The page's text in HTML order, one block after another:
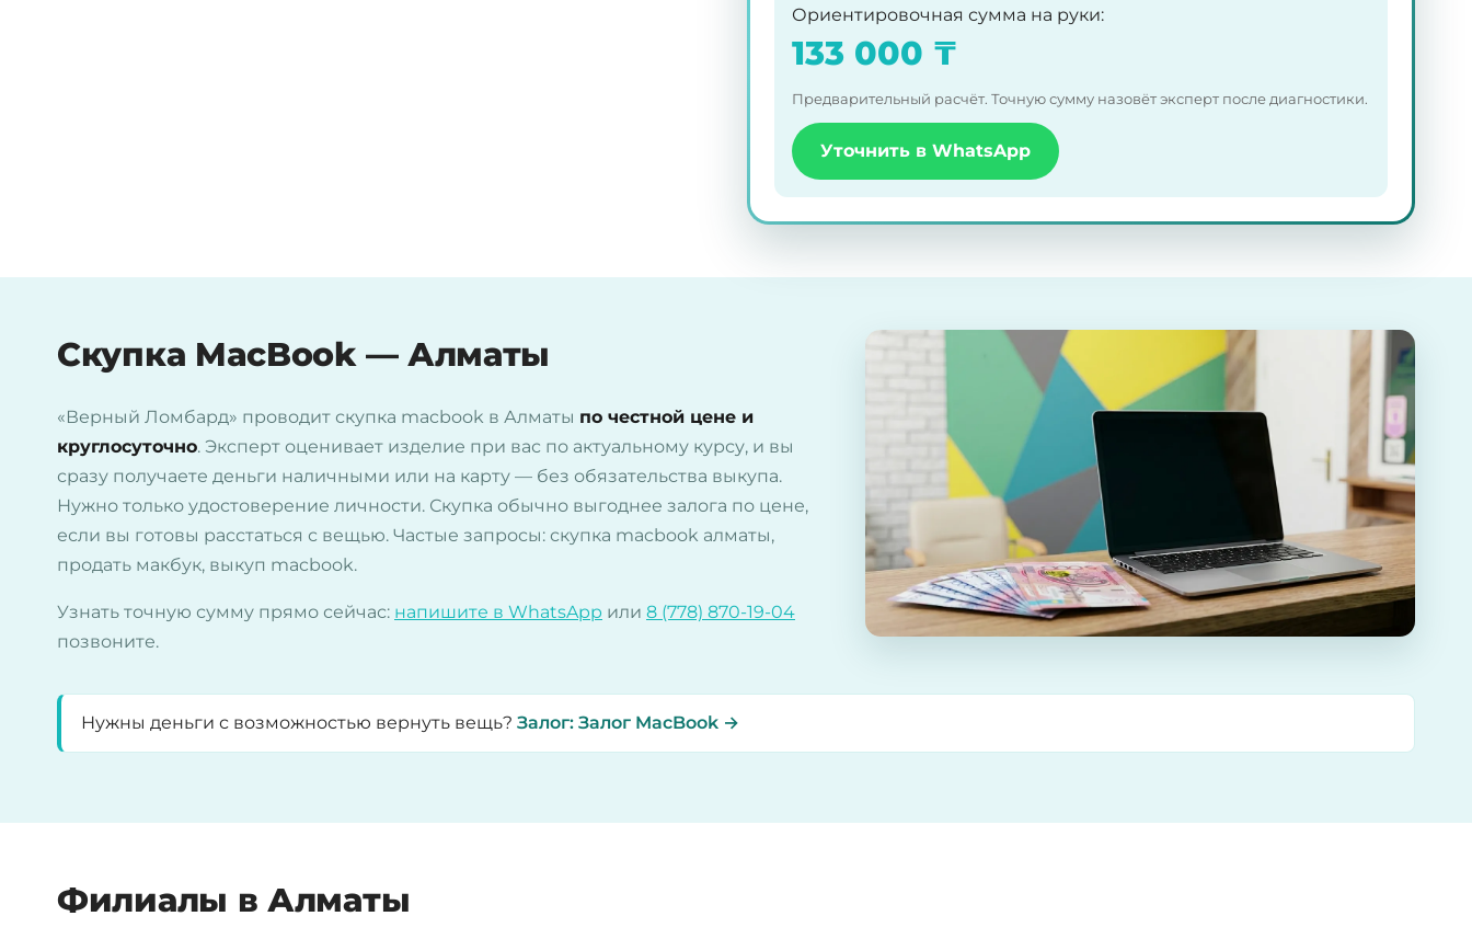
Ориентировочная сумма на руки:
133 000 ₸
Предварительный расчёт. Точную сумму назовёт эксперт после диагностики.
Уточнить в WhatsApp
Скупка MacBook — Алматы
«Верный Ломбард» проводит скупка macbook в Алматы по честной цене и
круглосуточно. Эксперт оценивает изделие при вас по актуальному курсу, и вы
сразу получаете деньги наличными или на карту — без обязательства выкупа.
Нужно только удостоверение личности. Скупка обычно выгоднее залога по цене,
если вы готовы расстаться с вещью. Частые запросы: скупка macbook алматы,
продать макбук, выкуп macbook.
Узнать точную сумму прямо сейчас: напишите в WhatsApp или 8 (778) 870-19-04
позвоните.
Нужны деньги с возможностью вернуть вещь? Залог: Залог MacBook →
Филиалы в Алматы